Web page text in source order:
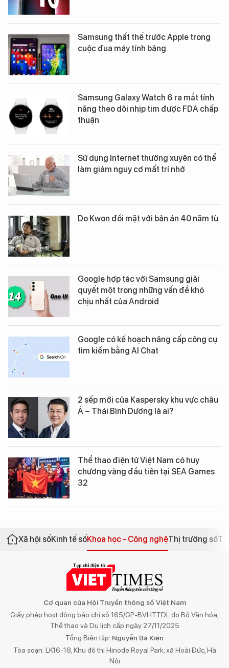
Samsung thất thế trước Apple trong
cuộc đua máy tính bảng
Samsung Galaxy Watch 6 ra mắt tính
năng theo dõi nhịp tim được FDA chấp
thuận
Sử dụng Internet thường xuyên có thể
làm giảm nguy cơ mất trí nhớ
Do Kwon đối mặt với bản án 40 năm tù
Google hợp tác với Samsung giải
quyết một trong những vấn đề khó
chịu nhất của Android
Google có kế hoạch nâng cấp công cụ
tìm kiếm bằng AI Chat
2 sếp mới của Kaspersky khu vực châu
Á – Thái Bình Dương là ai?
Thể thao điện tử Việt Nam có huy
chương vàng đầu tiên tại SEA Games
32
Xã hội sốKinh tế sốKhoa học - Công nghệThị trường số
Cơ quan của Hội Truyền thông số Việt Nam
Giấy phép hoạt động báo chí số 165/GP-BVHTTDL do Bộ Văn hóa,
Thể thao và Du lịch cấp ngày 27/11/2025
Tổng Biên tập: Nguyễn Bá Kiên
Tòa soạn: LK16-18, Khu đô thị Hinode Royal Park, xã Hoài Đức, Hà
Nội